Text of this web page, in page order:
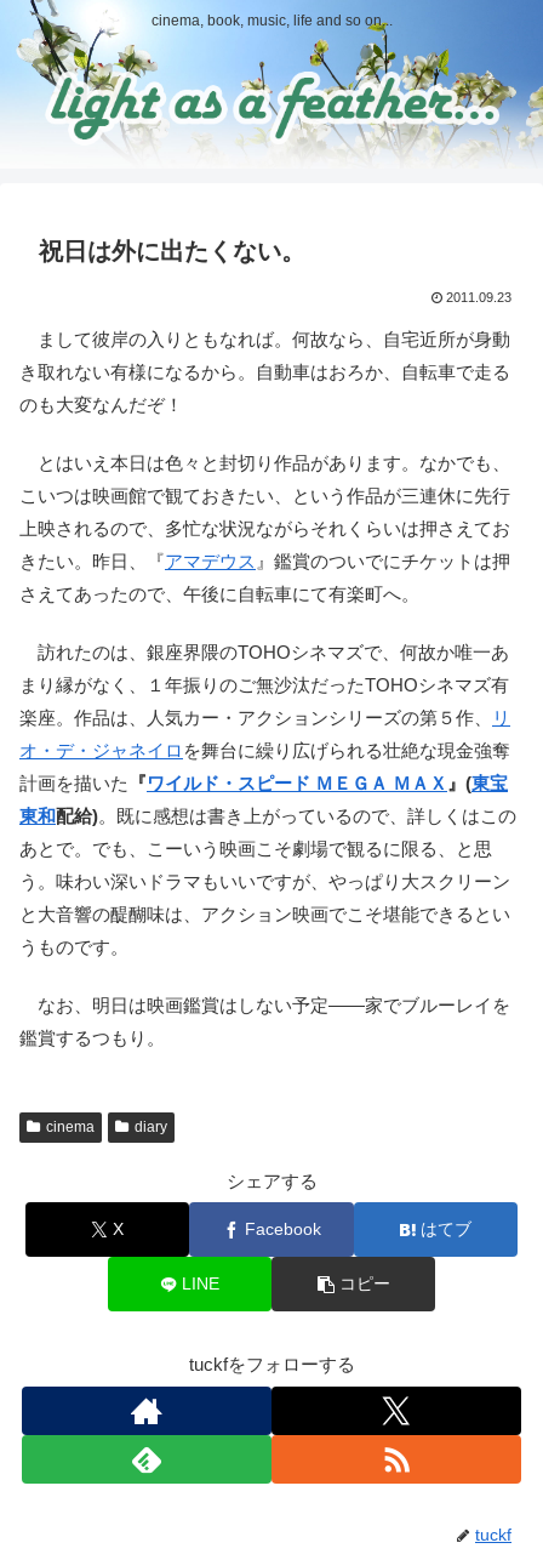
cinema, book, music, life and so on...
祝日は外に出たくない。
2011.09.23
まして彼岸の入りともなれば。何故なら、自宅近所が身動
き取れない有様になるから。自動車はおろか、自転車で走る
のも大変なんだぞ！
とはいえ本日は色々と封切り作品があります。なかでも、
こいつは映画館で観ておきたい、という作品が三連休に先行
上映されるので、多忙な状況ながらそれくらいは押さえてお
きたい。昨日、『アマデウス 』鑑賞のついでにチケットは押
さえてあったので、午後に自転車にて有楽町へ。
訪れたのは、銀座界隈のTOHOシネマズで、何故か唯一あ
まり縁がなく、１年振りのご無沙汰だったTOHOシネマズ有
楽座。作品は、人気カー・アクションシリーズの第５作、
リ
オ・デ・ジャネイロ を舞台に繰り広げられる壮絶な現金強奪
計画を描いた
『ワイルド・スピード ＭＥＧＡ ＭＡＸ 』(東宝
東和配給)。既に感想は書き上がっているので、詳しくはこの
あとで。でも、こーいう映画こそ劇場で観るに限る、と思
う。味わい深いドラマもいいですが、やっぱり大スクリーン
と大音響の醍醐味は、アクション映画でこそ堪能できるとい
うものです。
なお、明日は映画鑑賞はしない予定――家でブルーレイを
鑑賞するつもり。
cinema diary
シェアする
X Facebook はてブ
LINE コピー
tuckfをフォローする
tuckf